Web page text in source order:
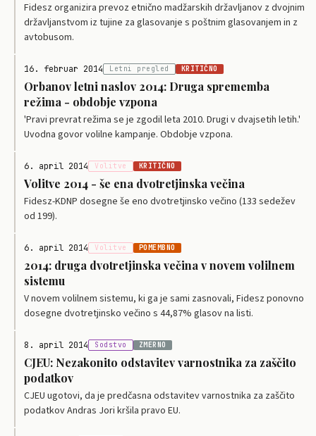
Fidesz organizira prevoz etnično madžarskih državljanov z dvojnim
državljanstvom iz tujine za glasovanje s poštnim glasovanjem in z
avtobusom.
16. februar 2014 Letni pregled KRITIČNO
Orbanov letni naslov 2014: Druga sprememba
režima - obdobje vzpona
'Pravi prevrat režima se je zgodil leta 2010. Drugi v dvajsetih letih.'
Uvodna govor volilne kampanje. Obdobje vzpona.
6. april 2014 Volitve KRITIČNO
Volitve 2014 - še ena dvotretjinska večina
Fidesz-KDNP dosegne še eno dvotretjinsko večino (133 sedežev
od 199).
6. april 2014 Volitve POMEMBNO
2014: druga dvotretjinska večina v novem volilnem
sistemu
V novem volilnem sistemu, ki ga je sami zasnovali, Fidesz ponovno
dosegne dvotretjinsko večino s 44,87% glasov na listi.
8. april 2014 Sodstvo ZMERNO
CJEU: Nezakonito odstavitev varnostnika za zaščito
podatkov
CJEU ugotovi, da je predčasna odstavitev varnostnika za zaščito
podatkov Andras Jori kršila pravo EU.